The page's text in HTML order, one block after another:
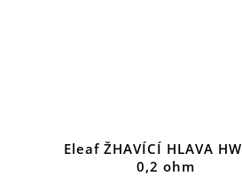
Eleaf ŽHAVÍCÍ HLAVA
0,2 ohm